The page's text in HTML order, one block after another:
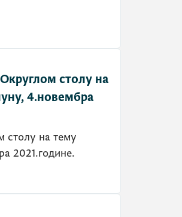
столу на
4.новембра
одржаном у Солуну, 4.новембра 2021.године.